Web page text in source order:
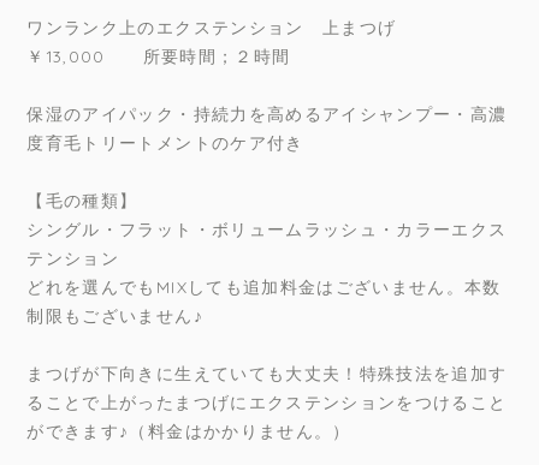
ワンランク上のエクステンション 上まつげ
￥13,000 所要時間；２時間
保湿のアイパック・持続力を高めるアイシャンプー・高濃
度育毛トリートメントのケア付き
【毛の種類】
シングル・フラット・ボリュームラッシュ・カラーエクス
テンション
どれを選んでもMIXしても追加料金はございません。本数
制限もございません♪
まつげが下向きに生えていても大丈夫！特殊技法を追加す
ることで上がったまつげにエクステンションをつけること
ができます♪（料金はかかりません。）